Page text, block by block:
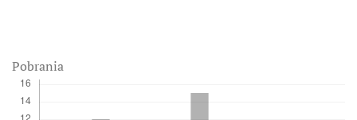
Pobrania